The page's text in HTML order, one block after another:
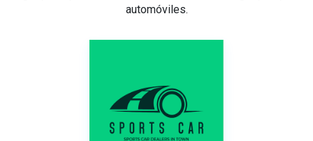
automóviles.